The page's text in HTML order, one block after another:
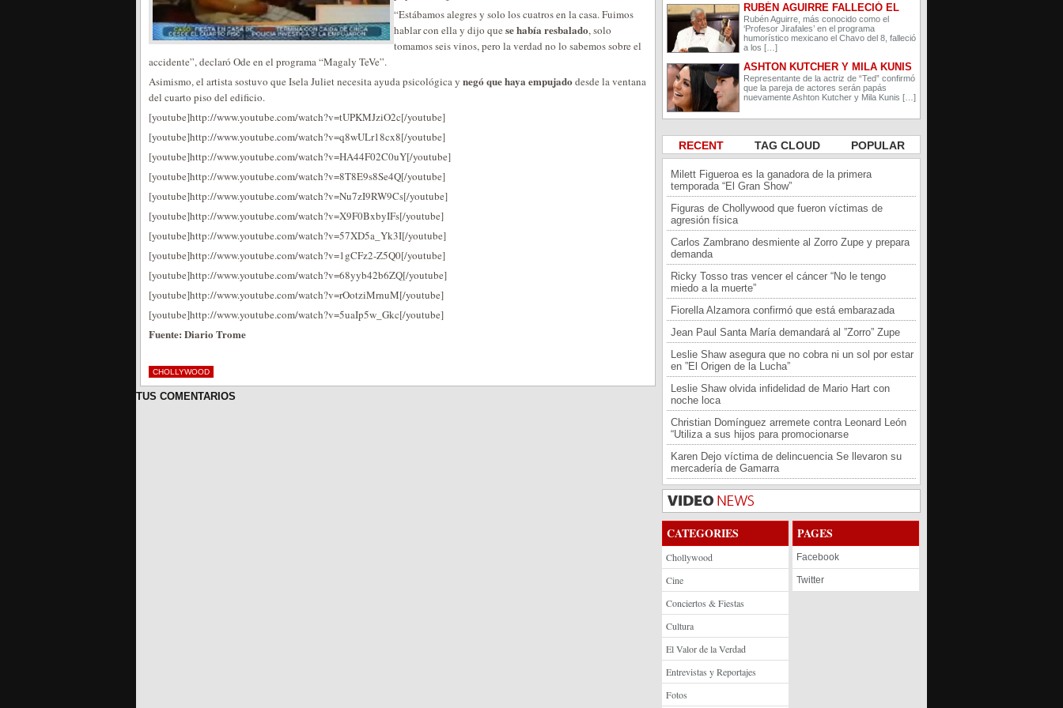
“Estábamos alegres y solo los cuatros en la casa. Fuimos
hablar con ella y dijo que se había resbalado, solo
tomamos seis vinos, pero la verdad no lo sabemos sobre el
accidente”, declaró Ode en el programa “Magaly TeVe”.
Asimismo, el artista sostuvo que Isela Juliet necesita ayuda psicológica y negó que haya empujado desde la ventana
del cuarto piso del edificio.
[youtube]http://www.youtube.com/watch?v=tUPKMJziO2c[/youtube]
[youtube]http://www.youtube.com/watch?v=q8wULr18cx8[/youtube]
[youtube]http://www.youtube.com/watch?v=HA44F02C0uY[/youtube]
[youtube]http://www.youtube.com/watch?v=8T8E9s8Se4Q[/youtube]
[youtube]http://www.youtube.com/watch?v=Nu7zI9RW9Cs[/youtube]
[youtube]http://www.youtube.com/watch?v=X9F0BxbyIFs[/youtube]
[youtube]http://www.youtube.com/watch?v=57XD5a_Yk3I[/youtube]
[youtube]http://www.youtube.com/watch?v=1gCFz2-Z5Q0[/youtube]
[youtube]http://www.youtube.com/watch?v=68yyb42b6ZQ[/youtube]
[youtube]http://www.youtube.com/watch?v=rOotziMrnuM[/youtube]
[youtube]http://www.youtube.com/watch?v=5uaIp5w_Gkc[/youtube]
Fuente: Diario Trome
CHOLLYWOOD
TUS COMENTARIOS
RUBÉN AGUIRRE FALLECIÓ EL
PROFESOR JIRAFALES DE EL
CHAVO DEL 8
Rubén Aguirre, más conocido como el
‘Profesor Jirafales’ en el programa
humorístico mexicano el Chavo del 8, falleció
a los […]
ASHTON KUTCHER Y MILA KUNIS
ESPERAN A SU SEGUNDO HIJO
Representante de la actriz de “Ted” confirmó
que la pareja de actores serán papás
nuevamente Ashton Kutcher y Mila Kunis […]
RECENT TAG CLOUD POPULAR
Milett Figueroa es la ganadora de la primera
temporada “El Gran Show”
Figuras de Chollywood que fueron víctimas de
agresión física
Carlos Zambrano desmiente al Zorro Zupe y prepara
demanda
Ricky Tosso tras vencer el cáncer “No le tengo
miedo a la muerte”
Fiorella Alzamora confirmó que está embarazada
Jean Paul Santa María demandará al ”Zorro” Zupe
Leslie Shaw asegura que no cobra ni un sol por estar
en ”El Origen de la Lucha”
Leslie Shaw olvida infidelidad de Mario Hart con
noche loca
Christian Domínguez arremete contra Leonard León
“Utiliza a sus hijos para promocionarse
Karen Dejo víctima de delincuencia Se llevaron su
mercadería de Gamarra
CATEGORIES
Chollywood
Cine
Conciertos & Fiestas
Cultura
El Valor de la Verdad
Entrevistas y Reportajes
Fotos
PAGES
Facebook
Twitter